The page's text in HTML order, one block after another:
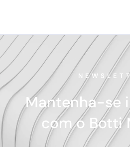
Mantenha-se
com o Botti